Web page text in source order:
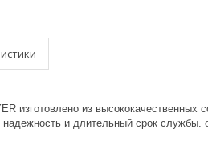
изготовлено из
и длительный срок службы.